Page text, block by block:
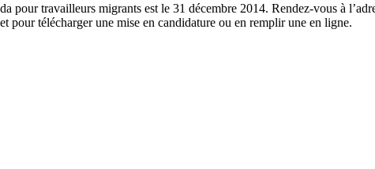
pour travailleurs migrants est le 31 décembre 2014. Rendez-vous à
pour télécharger une mise en candidature ou en remplir une en ligne.